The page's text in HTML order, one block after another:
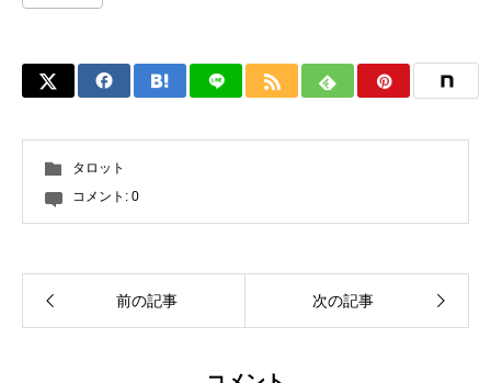
タロット
コメント: 0
前の記事 次の記事